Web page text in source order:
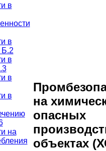
в
в
в
в
в
на
на
опасных
объектах